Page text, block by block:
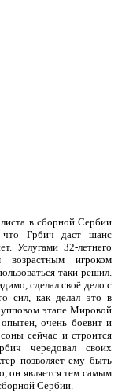
в сборной Сербии
что Грбич даст шанс
Услугами 32-летнего
игроком
таки решил.
сделал своё дело с
сил, как делал это в
этапе Мировой
очень боевит и
сейчас и строится
чередовал своих
позволяет ему быть
он является тем самым
Сербии.